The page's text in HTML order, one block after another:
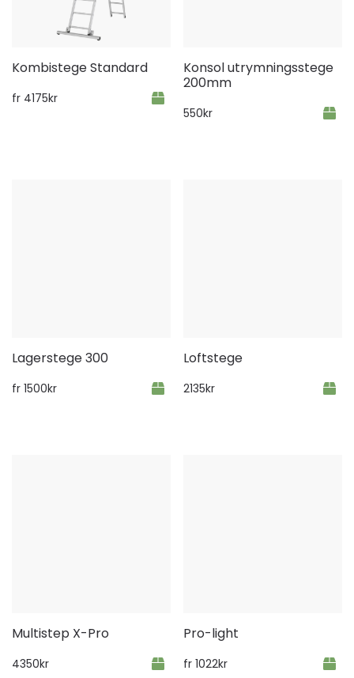
Kombistege Standard
fr 4175kr
Konsol utrymningsstege
200mm
550kr
Lagerstege 300
fr 1500kr
Loftstege
2135kr
Multistep X-Pro
4350kr
Pro-light
fr1022kr